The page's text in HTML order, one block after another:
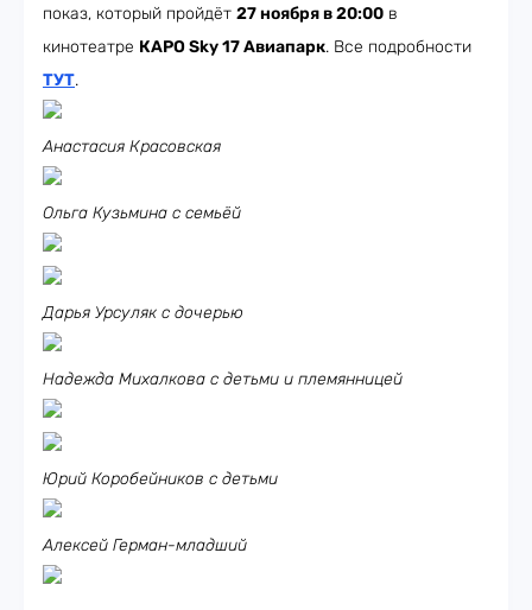
показ, который пройдёт 27 ноября в 20:00 в
кинотеатре КАРО Sky 17 Авиапарк. Все подробности
ТУТ.
Анастасия Красовская
Ольга Кузьмина с семьёй
Дарья Урсуляк с дочерью
Надежда Михалкова с детьми и племянницей
Юрий Коробейников с детьми
Алексей Герман-младший